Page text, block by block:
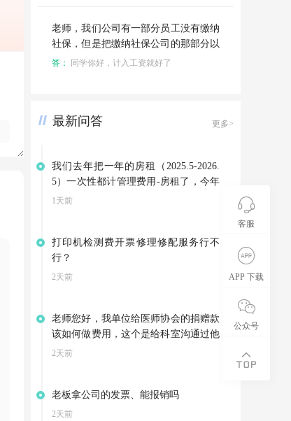
老师，我们公司有一部分员工没有缴纳
社保，但是把缴纳社保公司的那部分以
工资的形式发放给员工了，那我应该写
答： 同学你好，计入工资就好了
最新问答 更多>
我们去年把一年的房租（2025.5-2026.
5）一次性都计管理费用-房租了，今年
因为3月份就搬到新地址了，是向别家
的退款计入其他应付款，等支付今年的
房租是在转到管理费用——房租吗？
1天前
打印机检测费开票修理修配服务行不
行？
2天前
老师您好，我单位给医师协会的捐赠款
该如何做费用，这个是给科室沟通过他
们开展会资助的费用，医师这会也给我
2天前
老板拿公司的发票、能报销吗
2天前
客服
APP 下载
公众号